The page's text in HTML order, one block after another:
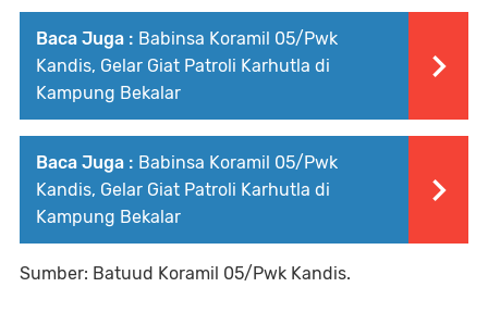
Baca Juga : Babinsa Koramil 05/Pwk
Kandis, Gelar Giat Patroli Karhutla di
Kampung Bekalar
Baca Juga : Babinsa Koramil 05/Pwk
Kandis, Gelar Giat Patroli Karhutla di
Kampung Bekalar
Sumber: Batuud Koramil 05/Pwk Kandis.